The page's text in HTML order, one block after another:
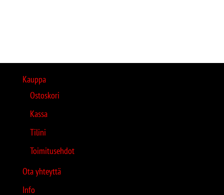
Kauppa
Ostoskori
Kassa
Tilini
Toimitusehdot
Ota yhteyttä
Info